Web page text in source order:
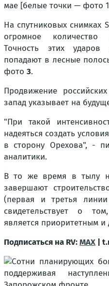
мае [белые точки — фото
На спутниковых снимках
огромное количество
Точность этих ударов
попадают в лесные
фото 3.
Продвижение
запад указывает на
"При такой
надеяться создать
в сторону Орехова", -
аналитики.
В то же время в тылу
завершают
(первая и третья
свидетельствует о
является приоритетным и
Подписаться на RV:MAX |